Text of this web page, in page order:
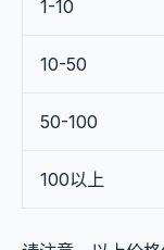
1-10
10-50
50-100
100以上